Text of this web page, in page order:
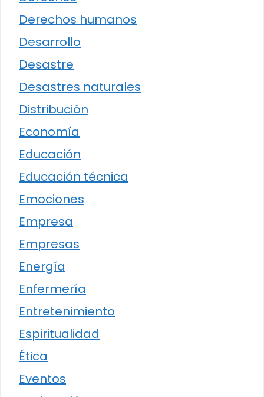
Derechos humanos
Desarrollo
Desastre
Desastres naturales
Distribución
Economía
Educación
Educación técnica
Emociones
Empresa
Empresas
Energía
Enfermería
Entretenimiento
Espiritualidad
Ética
Eventos